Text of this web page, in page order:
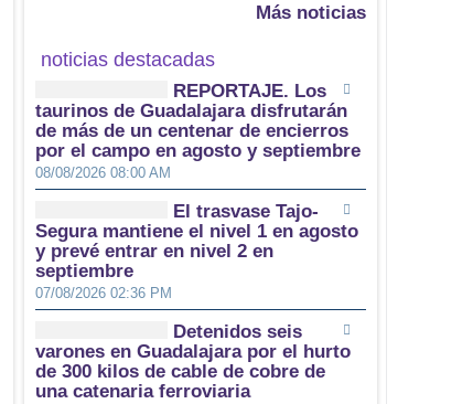
Más noticias
noticias destacadas
REPORTAJE. Los
taurinos de Guadalajara disfrutarán
de más de un centenar de encierros
por el campo en agosto y septiembre
08/08/2026 08:00 AM
El trasvase Tajo-
Segura mantiene el nivel 1 en agosto
y prevé entrar en nivel 2 en
septiembre
07/08/2026 02:36 PM
Detenidos seis
varones en Guadalajara por el hurto
de 300 kilos de cable de cobre de
una catenaria ferroviaria